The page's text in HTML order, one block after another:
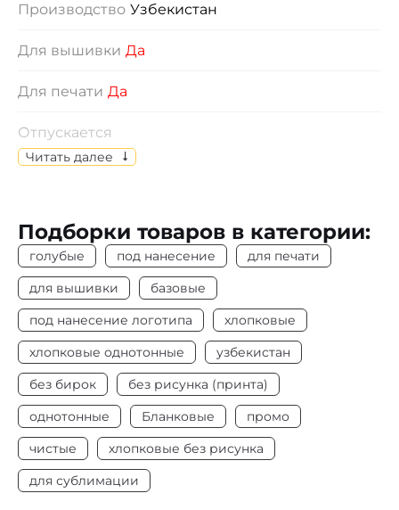
Производство Узбекистан
Для вышивки Да
Для печати Да
Отпускается
Изделия отпускаются по индивидуальному
выбору размеров.
Цвет Голубой
Плотность 155-160 г/м2
Под нанесение Да
Читать далее
Подборки товаров в категории:
голубые под нанесение
для печати
для вышивки
базовые
под нанесение логотипа
хлопковые
хлопковые однотонные
узбекистан
без бирок
без рисунка (принта)
однотонные
Бланковые
промо
чистые
хлопковые без рисунка
для сублимации